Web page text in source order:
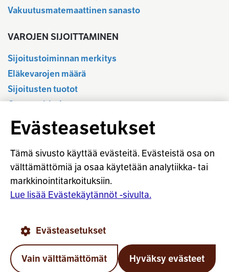
Vakuutusmatemaattinen sanasto
VAROJEN SIJOITTAMINEN
Sijoitustoiminnan merkitys
Eläkevarojen määrä
Sijoitusten tuotot
Osavuositiedot
Tilastotietokanta
Sijoitustoiminnan sääntely
Vastuullinen sijoittaminen
Sijoitussanasto
Osaketuoton ennakointi
Evästekäytännöt
Evästeasetukset
Tämä sivusto käyttää evästeitä. Evästeistä osa on
välttämättömiä ja osaa käytetään analytiikka- tai
markkinointitarkoituksiin.
Lue lisää Evästekäytännöt -sivulta.
Evästeasetukset
Vain välttämättömät Hyväksy evästeet